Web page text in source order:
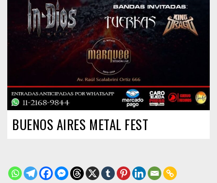
BUENOS AIRES METAL FEST